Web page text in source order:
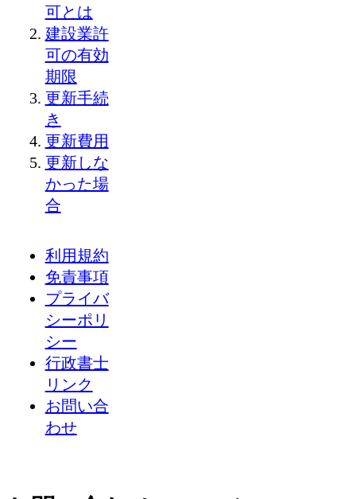
可とは
建設業許
可の有効
期限
更新手続
き
更新費用
更新しな
かった場
合
利用規約
免責事項
プライバ
シーポリ
シー
行政書士
リンク
お問い合
わせ